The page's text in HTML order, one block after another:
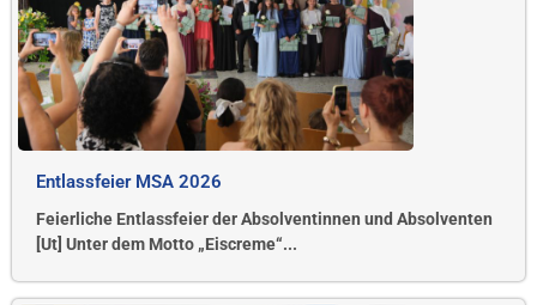
Entlassfeier MSA 2026
Feierliche Entlassfeier der Absolventinnen und Absolventen
[Ut] Unter dem Motto „Eiscreme“...